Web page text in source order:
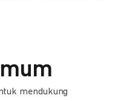
mendukung